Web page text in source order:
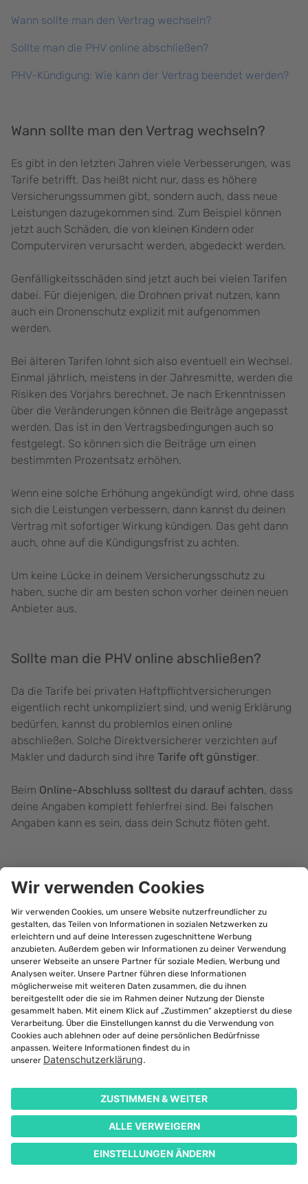
Wann sollte man den Vertrag wechseln?
Sollte man die PHV online abschließen?
PHV-Kündigung: Wie kann der Vertrag beendet werden?
Wann sollte man den Vertrag wechseln?
Es gibt in den letzten Jahren viele Verbesserungen, was
Tarife betrifft. Das heißt nicht nur, dass es höhere
Versicherungssummen gibt, sondern auch, dass neue
Leistungen dazugekommen sind. Zum Beispiel können
jetzt auch Schäden, die von kleinen Kindern oder
Computerviren verursacht werden, abgedeckt werden.
Genfälligkeitsschäden sind jetzt auch bei vielen Tarifen
dabei. Für diejenigen, die Drohnen privat nutzen, kann
auch ein Dronenschutz explizit mit aufgenommen
werden.
Bei älteren Tarifen lohnt sich also eventuell ein Wechsel.
Einmal jährlich, meistens in der Jahresmitte, werden die
Risiken des Vorjahrs berechnet. Je nach Erkenntnissen
über die Veränderungen können die Beiträge angepasst
werden. Das ist in den Vertragsbedingungen auch so
festgelegt. So können sich die Beiträge um einen
bestimmten Prozentsatz erhöhen.
Wenn eine solche Erhöhung angekündigt wird, ohne dass
sich die Leistungen verbessern, dann kannst du deinen
Vertrag mit sofortiger Wirkung kündigen. Das geht dann
auch, ohne auf die Kündigungsfrist zu achten.
Um keine Lücke in deinem Versicherungsschutz zu
haben, suche dir am besten schon vorher deinen neuen
Anbieter aus.
Sollte man die PHV online abschließen?
Da die Tarife bei privaten Haftpflichtversicherungen
eigentlich recht unkompliziert sind, und wenig Erklärung
bedürfen, kannst du problemlos einen online
abschließen. Solche Direktversicherer verzichten auf
Makler und dadurch sind ihre Tarife oft günstiger.
Beim Online-Abschluss solltest du darauf achten, dass
deine Angaben komplett fehlerfrei sind. Bei falschen
Angaben kann es sein, dass dein Schutz flöten geht.
beendet werden?
Meistens können Versicherungsverträge mit einerFrist
von drei Monaten zum Ende der Laufzeitbeendet
werden. Wenn du nicht kündigst, dann verlängert sich
der Vertrag automatisch um ein Jahr, in den meisten
Fällen. Einige kennen das sicher aus anderen Bereichen,
zum Beispiel dem Mobilfunk. Dann kann der Vertrag
jährlich, mit dieser Dreimonatsfrist gekündigt werden.
Schadenfalloder beiBeitragserhöhung kannst du auch
kündigen.
Fazit zur privaten Haftpflichtversicherung
Diese Versicherung ist ein absolutes Muss für jeden. Oft
bist du mit nur 50 € jährlich schon dabei, und kannst